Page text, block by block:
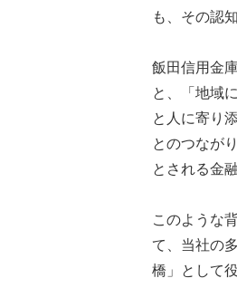
も、その認
飯田信用金
と、「地域
と人に寄り
とのつなが
とされる金
このような
て、当社の
橋」として